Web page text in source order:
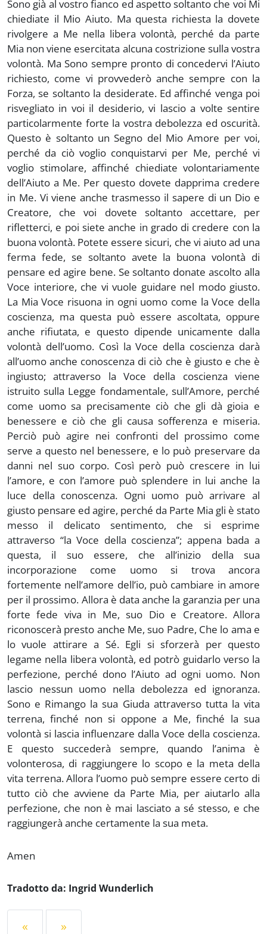
Sono già al vostro fianco ed aspetto soltanto che voi Mi
chiediate il Mio Aiuto. Ma questa richiesta la dovete
rivolgere a Me nella libera volontà, perché da parte
Mia non viene esercitata alcuna costrizione sulla vostra
volontà. Ma Sono sempre pronto di concedervi l’Aiuto
richiesto, come vi provvederò anche sempre con la
Forza, se soltanto la desiderate. Ed affinché venga poi
risvegliato in voi il desiderio, vi lascio a volte sentire
particolarmente forte la vostra debolezza ed oscurità.
Questo è soltanto un Segno del Mio Amore per voi,
perché da ciò voglio conquistarvi per Me, perché vi
voglio stimolare, affinché chiediate volontariamente
dell’Aiuto a Me. Per questo dovete dapprima credere
in Me. Vi viene anche trasmesso il sapere di un Dio e
Creatore, che voi dovete soltanto accettare, per
rifletterci, e poi siete anche in grado di credere con la
buona volontà. Potete essere sicuri, che vi aiuto ad una
ferma fede, se soltanto avete la buona volontà di
pensare ed agire bene. Se soltanto donate ascolto alla
Voce interiore, che vi vuole guidare nel modo giusto.
La Mia Voce risuona in ogni uomo come la Voce della
coscienza, ma questa può essere ascoltata, oppure
anche rifiutata, e questo dipende unicamente dalla
volontà dell’uomo. Così la Voce della coscienza darà
all’uomo anche conoscenza di ciò che è giusto e che è
ingiusto; attraverso la Voce della coscienza viene
istruito sulla Legge fondamentale, sull’Amore, perché
come uomo sa precisamente ciò che gli dà gioia e
benessere e ciò che gli causa sofferenza e miseria.
Perciò può agire nei confronti del prossimo come
serve a questo nel benessere, e lo può preservare da
danni nel suo corpo. Così però può crescere in lui
l’amore, e con l’amore può splendere in lui anche la
luce della conoscenza. Ogni uomo può arrivare al
giusto pensare ed agire, perché da Parte Mia gli è stato
messo il delicato sentimento, che si esprime
attraverso “la Voce della coscienza”; appena bada a
questa, il suo essere, che all’inizio della sua
incorporazione come uomo si trova ancora
fortemente nell’amore dell’io, può cambiare in amore
per il prossimo. Allora è data anche la garanzia per una
forte fede viva in Me, suo Dio e Creatore. Allora
riconoscerà presto anche Me, suo Padre, Che lo ama e
lo vuole attirare a Sé. Egli si sforzerà per questo
legame nella libera volontà, ed potrò guidarlo verso la
perfezione, perché dono l’Aiuto ad ogni uomo. Non
lascio nessun uomo nella debolezza ed ignoranza.
Sono e Rimango la sua Giuda attraverso tutta la vita
terrena, finché non si oppone a Me, finché la sua
volontà si lascia influenzare dalla Voce della coscienza.
E questo succederà sempre, quando l’anima è
volonterosa, di raggiungere lo scopo e la meta della
vita terrena. Allora l’uomo può sempre essere certo di
tutto ciò che avviene da Parte Mia, per aiutarlo alla
perfezione, che non è mai lasciato a sé stesso, e che
raggiungerà anche certamente la sua meta.
Amen
Tradotto da: Ingrid Wunderlich
« »